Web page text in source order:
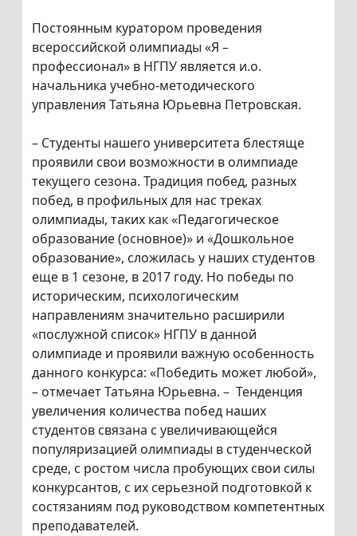
Постоянным куратором проведения
всероссийской олимпиады «Я –
профессионал» в НГПУ является и.о.
начальника учебно-методического
управления Татьяна Юрьевна Петровская.
– Студенты нашего университета блестяще
проявили свои возможности в олимпиаде
текущего сезона. Традиция побед, разных
побед, в профильных для нас треках
олимпиады, таких как «Педагогическое
образование (основное)» и «Дошкольное
образование», сложилась у наших студентов
еще в 1 сезоне, в 2017 году. Но победы по
историческим, психологическим
направлениям значительно расширили
«послужной список» НГПУ в данной
олимпиаде и проявили важную особенность
данного конкурса: «Победить может любой»,
– отмечает Татьяна Юрьевна. – Тенденция
увеличения количества побед наших
студентов связана с увеличивающейся
популяризацией олимпиады в студенческой
среде, с ростом числа пробующих свои силы
конкурсантов, с их серьезной подготовкой к
состязаниям под руководством компетентных
преподавателей.